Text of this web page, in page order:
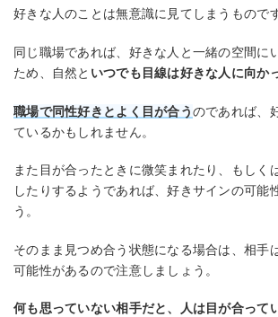
好きな人のことは無意識に見てしまうもので
同じ職場であれば、好きな人と一緒の空間に
ため、自然と いつでも目線は好きな人に向か
職場で同性好きとよく目が合うのであれば、
ているかもしれません。
また目が合ったときに微笑まれたり、もしく
したりするようであれば、好きサインの可能
う。
そのまま見つめ合う状態になる場合は、相手
可能性があるので注意しましょう。
何も思っていない相手だと、人は目が合って